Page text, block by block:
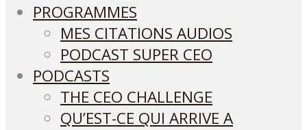
PROGRAMMES
MES CITATIONS AUDIOS
PODCAST SUPER CEO
PODCASTS
THE CEO CHALLENGE
QU’EST-CE QUI ARRIVE A